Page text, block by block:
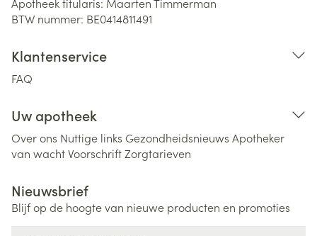
BTW nummer: BE0414811491
Klantenservice
FAQ
Uw apotheek
Over ons Nuttige links Gezondheidsnieuws Apotheker
van wachtVoorschriftZorgtarieven
Nieuwsbrief
Blijf op de hoogte van nieuwe producten en promoties